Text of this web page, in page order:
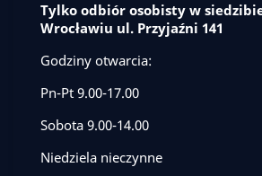
Tylko odbiór osobisty w
Wrocławiu ul. Przyjaźni 141
Godziny otwarcia:
Pn-Pt 9.00-17.00
Sobota 9.00-14.00
Niedziela nieczynne